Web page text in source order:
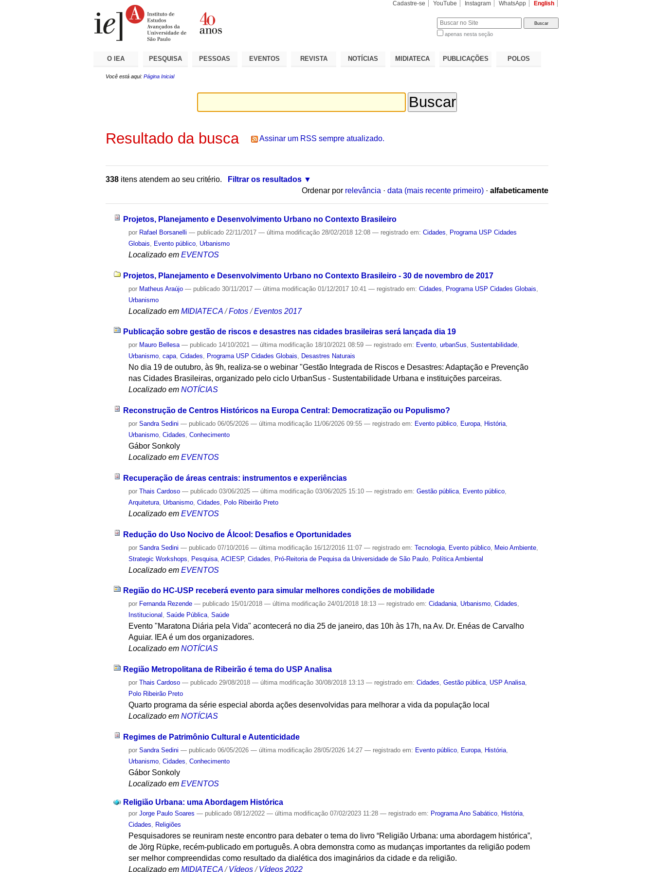
Cadastre-se YouTube Instagram WhatsApp English
apenas nesta seção
O IEA PESQUISA PESSOAS EVENTOS REVISTA NOTÍCIAS MIDIATECA PUBLICAÇÕES POLOS
Você está aqui: Página Inicial
Resultado da busca Assinar um RSS sempre atualizado.
338 itens atendem ao seu critério.
Filtrar os resultados
Ordenar por relevância · data (mais recente primeiro) · alfabeticamente
Projetos, Planejamento e Desenvolvimento Urbano no Contexto Brasileiro
por Rafael Borsanelli — publicado 22/11/2017— última modificação 28/02/2018 12:08— registrado em:Cidades
Programa USP Cidades
Globais
Evento público Urbanismo
Localizado em EVENTOS
Projetos, Planejamento e Desenvolvimento Urbano no Contexto Brasileiro - 30 de novembro de 2017
por Matheus Araújo — publicado 30/11/2017— última modificação 01/12/2017 10:41— registrado em:Cidades Programa USP Cidades Globais
Urbanismo
Localizado em MIDIATECA /Fotos /Eventos 2017
Publicação sobre gestão de riscos e desastres nas cidades brasileiras será lançada dia 19
por Mauro Bellesa — publicado 14/10/2021— última modificação 18/10/2021 08:59— registrado em: Evento,urbanSus,Sustentabilidade,
Urbanismo,capa,Cidades, Programa USP Cidades Globais, Desastres Naturais
No dia 19 de outubro, às 9h, realiza-se o webinar "Gestão Integrada de Riscos e Desastres: Adaptação e Prevenção
nas Cidades Brasileiras, organizado pelo ciclo UrbanSus - Sustentabilidade Urbana e instituições parceiras.
Localizado em NOTÍCIAS
Reconstrução de Centros Históricos na Europa Central: Democratização ou Populismo?
porSandra Sedini — publicado 06/05/2026— última modificação 11/06/2026 09:55— registrado em: Evento público, Europa, História,
Urbanismo,Cidades,Conhecimento
Gábor Sonkoly
Localizado em EVENTOS
Recuperação de áreas centrais: instrumentos e experiências
porThais Cardoso — publicado 03/06/2025— última modificação 03/06/2025 15:10— registrado em:Gestão pública Evento público
Arquitetura Urbanismo ,Cidades Polo Ribeirão Preto
Localizado em EVENTOS
Redução do Uso Nocivo de Álcool: Desafios e Oportunidades
porSandra Sedini — publicado 07/10/2016— última modificação 16/12/2016 11:07— registrado em:Tecnologia Evento público Meio Ambiente
Strategic Workshops
Pesquisa ,ACIESP,Cidades Pró-Reitoria de Pequisa da Universidade de São Paulo Política Ambiental
Localizado em EVENTOS
Região do HC-USP receberá evento para simular melhores condições de mobilidade
por Fernanda Rezende — publicado 15/01/2018— última modificação 24/01/2018 18:13— registrado em:Cidadania, Urbanismo,Cidades,
Institucional ,Saúde Pública,Saúde
Evento "Maratona Diária pela Vida" acontecerá no dia 25 de janeiro, das 10h às 17h, na Av. Dr. Enéas de Carvalho
Aguiar. IEA é um dos organizadores.
Localizado em NOTÍCIAS
Região Metropolitana de Ribeirão é tema do USP Analisa
porThais Cardoso — publicado 29/08/2018— última modificação 30/08/2018 13:13— registrado em:Cidades ,Gestão pública USP Analisa
Polo Ribeirão Preto
Quarto programa da série especial aborda ações desenvolvidas para melhorar a vida da população local
Localizado em NOTÍCIAS
Regimes de Patrimônio Cultural e Autenticidade
porSandra Sedini — publicado 06/05/2026— última modificação 28/05/2026 14:27— registrado em: Evento público Europa História
Urbanismo ,Cidades ,Conhecimento
Gábor Sonkoly
Localizado em EVENTOS
Religião Urbana: uma Abordagem Histórica
porJorge Paulo Soares — publicado 08/12/2022— última modificação 07/02/2023 11:28— registrado em: Programa Ano Sabático, História,
Cidades, Religiões
Pesquisadores se reuniram neste encontro para debater o tema do livro “Religião Urbana: uma abordagem histórica”,
de Jörg Rüpke, recém-publicado em português. A obra demonstra como as mudanças importantes da religião podem
ser melhor compreendidas como resultado da dialética dos imaginários da cidade e da religião.
Localizado em MIDIATECA /Vídeos /Vídeos 2022